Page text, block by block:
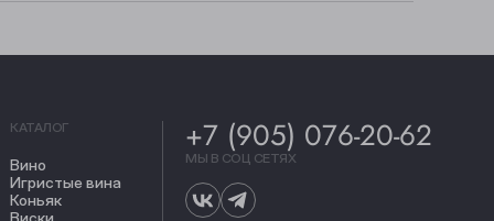
КАТАЛОГ
Вино
Игристые вина
Коньяк
+7 (905) 076-20-62
МЫ В СОЦ СЕТЯХ